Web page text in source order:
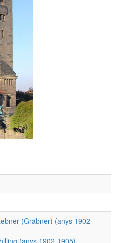
(Gräbner) (anys 1902-
(anys 1902-1905)
(Alemanya)
Groß; portal: Peter
pintura decorativa: Otto
Danyada en un bombardeig el
i restaurada en 1949/51